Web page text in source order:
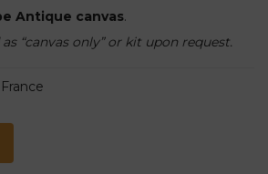
Antique canvas.
“canvas only” or kit upon request.